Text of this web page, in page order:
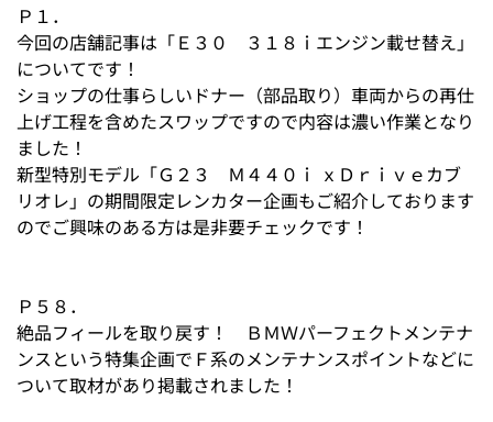
Ｐ１．
今回の店舗記事は「Ｅ３０ ３１８ｉエンジン載せ替え」
についてです！
ショップの仕事らしいドナー（部品取り）車両からの再仕
上げ工程を含めたスワップですので内容は濃い作業となり
ました！
新型特別モデル「Ｇ２３ Ｍ４４０ｉ ｘＤｒｉｖｅカブ
リオレ」の期間限定レンカター企画もご紹介しております
のでご興味のある方は是非要チェックです！
Ｐ５８．
絶品フィールを取り戻す！ ＢＭＷパーフェクトメンテナ
ンスという特集企画でＦ系のメンテナンスポイントなどに
ついて取材があり掲載されました！